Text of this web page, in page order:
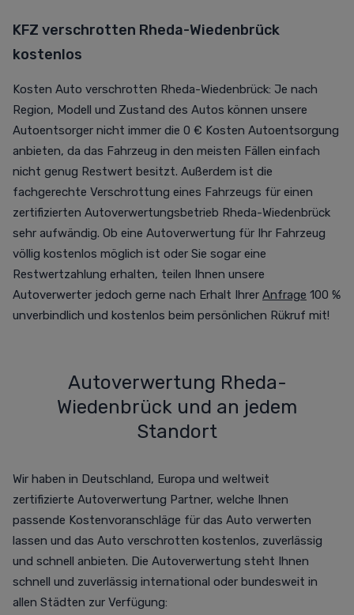
KFZ verschrotten Rheda-Wiedenbrück
kostenlos
Kosten Auto verschrotten Rheda-Wiedenbrück: Je nach
Region, Modell und Zustand des Autos können unsere
Autoentsorger nicht immer die 0 € Kosten Autoentsorgung
anbieten, da das Fahrzeug in den meisten Fällen einfach
nicht genug Restwert besitzt. Außerdem ist die
fachgerechte Verschrottung eines Fahrzeugs für einen
zertifizierten Autoverwertungsbetrieb Rheda-Wiedenbrück
sehr aufwändig. Ob eine Autoverwertung für Ihr Fahrzeug
völlig kostenlos möglich ist oder Sie sogar eine
Restwertzahlung erhalten, teilen Ihnen unsere
Autoverwerter jedoch gerne nach Erhalt Ihrer Anfrage 100 %
unverbindlich und kostenlos beim persönlichen Rükruf mit!
Autoverwertung Rheda-
Wiedenbrück und an jedem
Standort
Wir haben in Deutschland, Europa und weltweit
zertifizierte Autoverwertung Partner, welche Ihnen
passende Kostenvoranschläge für das Auto verwerten
lassen und das Auto verschrotten kostenlos, zuverlässig
und schnell anbieten. Die Autoverwertung steht Ihnen
schnell und zuverlässig international oder bundesweit in
allen Städten zur Verfügung: